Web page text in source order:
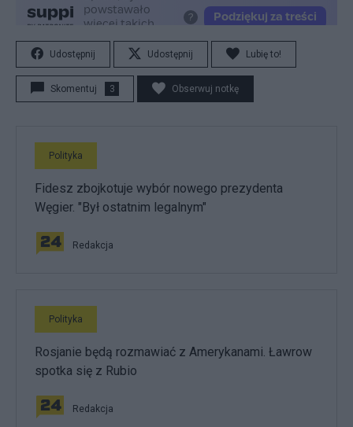
Udostępnij Udostępnij Lubię to!
Skomentuj 3 Obserwuj notkę
Polityka
Fidesz zbojkotuje wybór nowego prezydenta
Węgier. "Był ostatnim legalnym"
Redakcja
Polityka
Rosjanie będą rozmawiać z Amerykanami. Ławrow
spotka się z Rubio
Redakcja